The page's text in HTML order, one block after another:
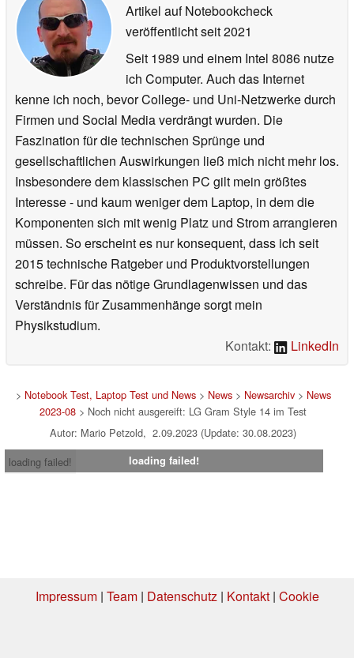
Artikel auf Notebookcheck
veröffentlichtseit 2021
Seit 1989 und einem Intel 8086 nutze
ich Computer. Auch das Internet
kenne ich noch, bevor College- und Uni-Netzwerke durch
Firmen und Social Media verdrängt wurden. Die
Faszination für die technischen Sprünge und
gesellschaftlichen Auswirkungen ließ mich nicht mehr los.
Insbesondere dem klassischen PC gilt mein größtes
Interesse - und kaum weniger dem Laptop, in dem die
Komponenten sich mit wenig Platz und Strom arrangieren
müssen. So erscheint es nur konsequent, dass ich seit
2015 technische Ratgeber und Produktvorstellungen
schreibe. Für das nötige Grundlagenwissen und das
Verständnis für Zusammenhänge sorgt mein
Physikstudium.
Kontakt:
LinkedIn
> Notebook Test, Laptop Test und News> News> Newsarchiv> News
2023-08 > Noch nicht ausgereift: LG Gram Style 14 im Test
Autor: Mario Petzold, 2.09.2023 (Update: 30.08.2023)
loading failed!
loading failed!
Impressum| Team| Datenschutz| Kontakt| Cookie